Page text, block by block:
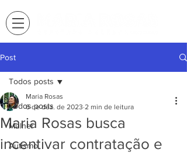
Post
Todos posts
Mulher
Autismo
Todos posts
Maria Rosas busca
incentivar contratação e
Maria Rosas
6 de dez. de 2023 2 min de leitura